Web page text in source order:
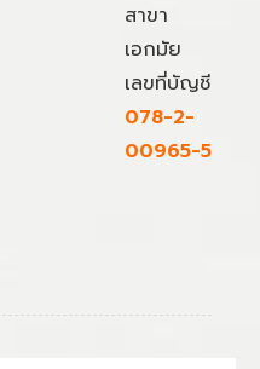
สาขา
เอกมัย
เลขที่บัญชี
078-2-
00965-5